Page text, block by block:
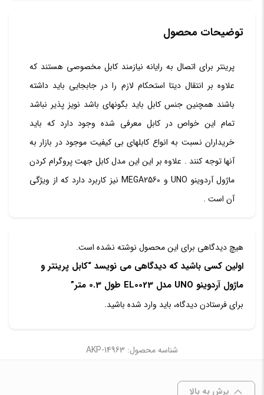
توضیحات محصول
پرینتر برای اتصال به رایانه نیازمند کابل مخصوصی هستند که
علاوه بر انتقال دیتا استحکام لازم را در جابجایی باید داشته
باشند همچنین جنس کابل باید بگونهای باشد نویز پذیر نباشد
تمام این خواص در کابل معرفی شده وجود دارد که باید
خریداران نسبت به انواع کابلهای بی کیفیت موجود در بازار به
آنها توجه کنند . علاوه بر این این مدل کابل جهت پروگرام کردن
ماژول آردوینو UNO و MEGA2560 نیز کاربرد دارد که از ویژگی
آن است .
هیچ دیدگاهی برای این محصول نوشته نشده است.
اولین کسی باشید که دیدگاهی می نویسد “کابل پرینتر و
ماژول آردوینو UNO مدل EL0023 طول 0.3 متر”
برای فرستادن دیدگاه، باید وارد شده باشید.
شناسه محصول: AKP-14963
پرش به بالا